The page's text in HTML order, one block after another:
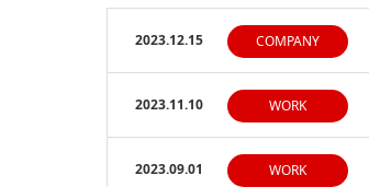
2023.12.15 COMPANY
2023.11.10 WORK
2023.09.01 WORK